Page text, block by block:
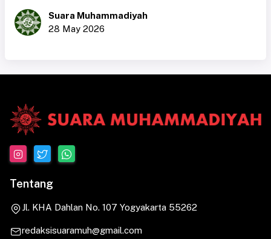
Suara Muhammadiyah
28 May 2026
Tentang
Jl. KHA Dahlan No. 107 Yogyakarta 55262
redaksisuaramuh@gmail.com